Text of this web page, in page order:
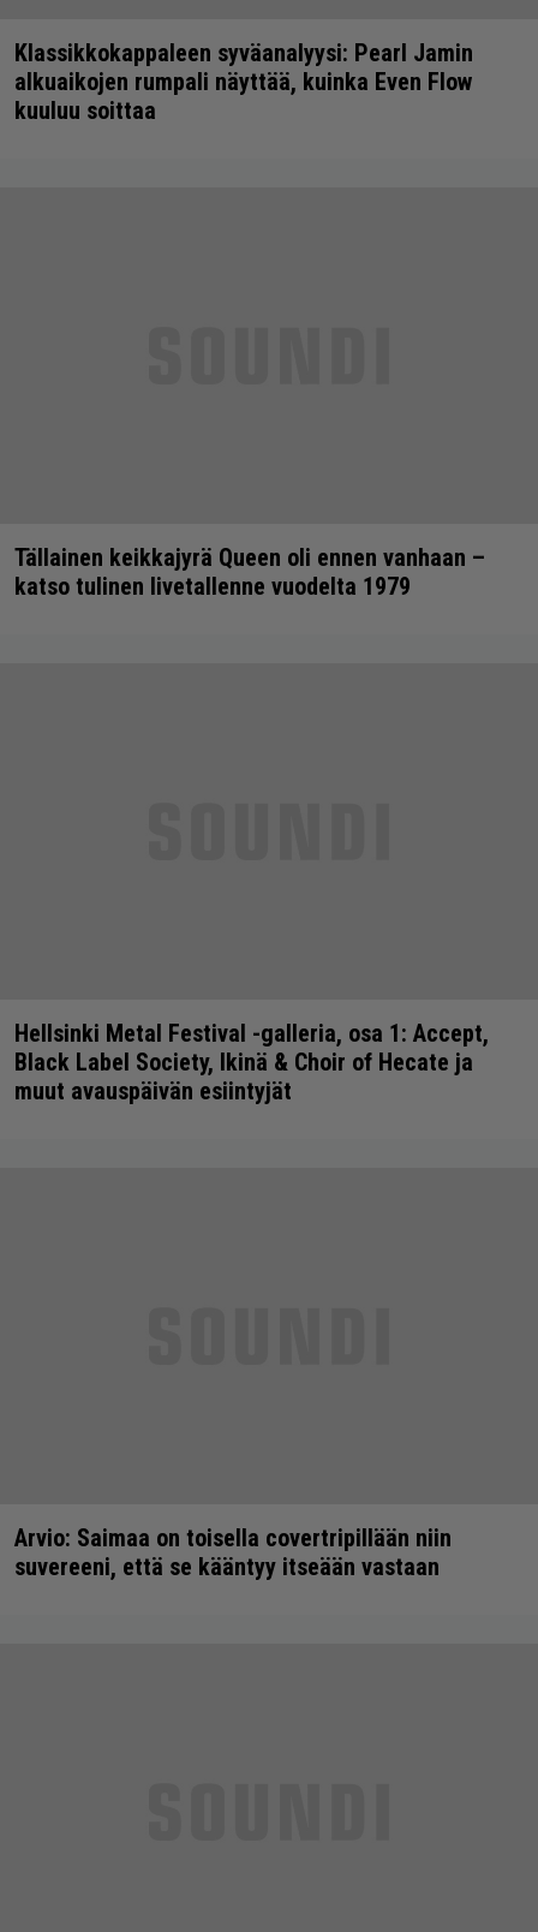
Klassikkokappaleen syväanalyysi: Pearl Jamin
alkuaikojen rumpali näyttää, kuinka Even Flow
kuuluu soittaa
Tällainen keikkajyrä Queen oli ennen vanhaan –
katso tulinen livetallenne vuodelta 1979
Hellsinki Metal Festival -galleria, osa 1: Accept,
Black Label Society, Ikinä & Choir of Hecate ja
muut avauspäivän esiintyjät
Arvio: Saimaa on toisella covertripillään niin
suvereeni, että se kääntyy itseään vastaan